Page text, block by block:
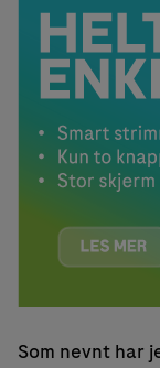
Som nevnt har